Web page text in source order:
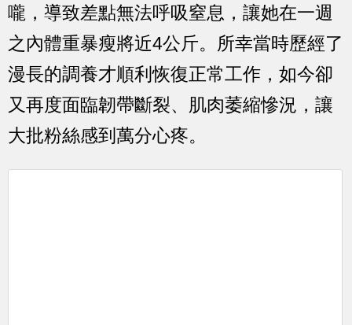
嚨，導致差點無法呼吸窒息，讓她在一週
之內體重暴瘦將近4公斤。所幸當時歷經了
漫長的調養才順利恢復正常工作，如今卻
又再度面臨韌帶斷裂、肌肉萎縮慘況，讓
大批粉絲感到萬分心疼。